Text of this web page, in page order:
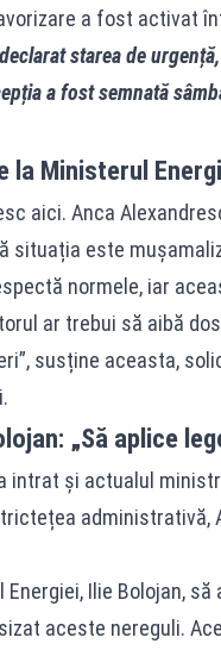
a fost activat
starea de
a fost semnată
la Ministerul
aici. Anca
situația este
normele, iar
ar trebui să aibă
susține aceasta,
„Să aplice
intrat și actualul
administrativă,
Energiei, Ilie Bolojan,
aceste nereguli.